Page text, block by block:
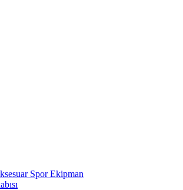
Spor Ekipman